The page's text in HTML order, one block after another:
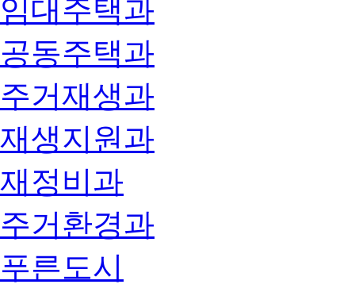
임대주택과
공동주택과
주거재생과
재생지원과
재정비과
주거환경과
푸른도시